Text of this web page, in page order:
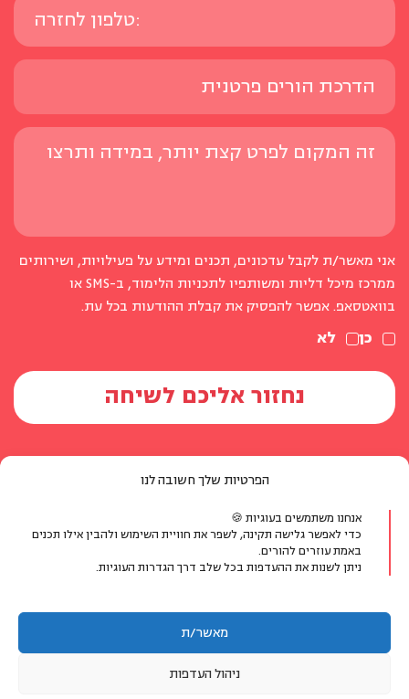
הפרטיות שלך חשובה לנו
אנחנו משתמשים בעוגיות 🍪
כדי לאפשר גלישה תקינה, לשפר את חוויית השימוש ולהבין אילו תכנים
באמת עוזרים להורים.
ניתן לשנות את ההעדפות בכל שלב דרך הגדרות העוגיות.
מאשר/ת
ניהול העדפות
אני מאשר/ת לקבל עדכונים, תכנים ומידע על פעילויות, ושירותים
ממרכז מיכל דליות ומשותפיו לתכניות הלימוד, ב-SMS או
בוואטסאפ. אפשר להפסיק את קבלת ההודעות בכל עת.
כן
לא
יצירת קשר
אימייל:info@michaldalyot.co.il
וואטסאפ: